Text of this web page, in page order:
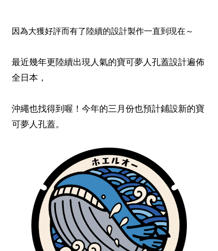
因為大獲好評而有了陸續的設計製作一直到現在～
最近幾年更陸續出現人氣的寶可夢人孔蓋設計遍佈
全日本，
沖繩也找得到喔！今年的三月份也預計鋪設新的寶
可夢人孔蓋。